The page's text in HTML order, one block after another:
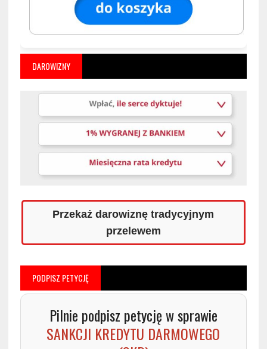
DAROWIZNY
Przekaż darowiznę tradycyjnym
przelewem
PODPISZ PETYCJĘ
Pilnie podpisz petycję w sprawie
SANKCJI KREDYTU DARMOWEGO